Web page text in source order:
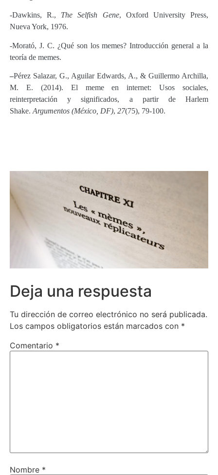
-Dawkins, R., The Selfish Gene, Oxford University Press,
Nueva York, 1976.
-Morató, J. C. ¿Qué son los memes? Introducción general a la
teoría de memes.
–Pérez Salazar, G., Aguilar Edwards, A., & Guillermo Archilla,
M. E. (2014). El meme en internet: Usos sociales,
reinterpretación y significados, a partir de Harlem
Shake. Argumentos (México, DF), 27(75), 79-100.
Deja una respuesta
Tu dirección de correo electrónico no será publicada.
Los campos obligatorios están marcados con *
Comentario *
Nombre *